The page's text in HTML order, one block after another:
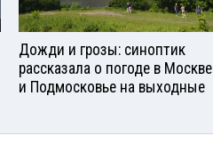
Дожди и грозы: синоптик
рассказала о погоде в Москве
и Подмосковье на выходные